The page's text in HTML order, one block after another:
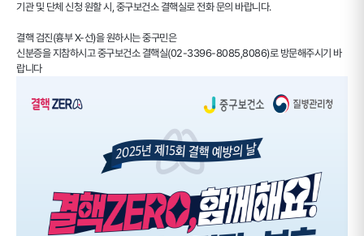
기관 및 단체 신청 원할 시, 중구보건소 결핵실로 전화 문의 바랍니다.
결핵 검진(흉부 X-선)을 원하시는 중구민은
신분증을 지참하시고 중구보건소 결핵실(02-3396-8085,8086)로 방문해주시기 바
랍니다